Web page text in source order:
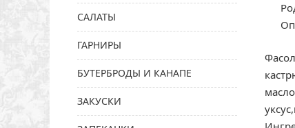
САЛАТЫ
ГАРНИРЫ
БУТЕРБРОДЫ И КАНАПЕ
ЗАКУСКИ